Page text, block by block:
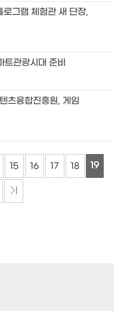
로그램 체험관 새 단장,
관광시대 준비
츠융합진흥원, 게임
15 16 17 18 19